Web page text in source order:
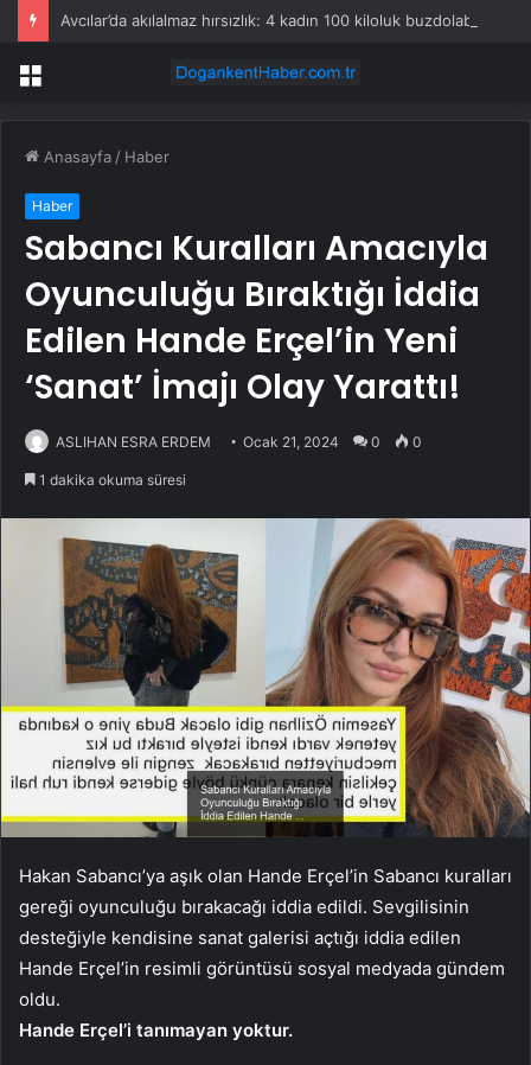
Menü
Anasayfa / Haber
Haber
Sabancı Kuralları Amacıyla
Oyunculuğu Bıraktığı İddia
Edilen Hande Erçel’in Yeni
‘Sanat’ İmajı Olay Yarattı!
ASLIHAN ESRA ERDEM Ocak 21, 2024 0 0
1 dakika okuma süresi
Hakan Sabancı’ya aşık olan Hande Erçel’in Sabancı kuralları
gereği oyunculuğu bırakacağı iddia edildi. Sevgilisinin
desteğiyle kendisine sanat galerisi açtığı iddia edilen
Hande Erçel’in resimli görüntüsü sosyal medyada gündem
oldu.
Hande Erçel’i tanımayan yoktur.